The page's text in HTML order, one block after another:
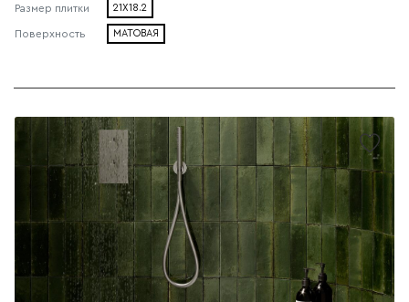
Размер плитки 21X18.2
Поверхность МАТОВАЯ